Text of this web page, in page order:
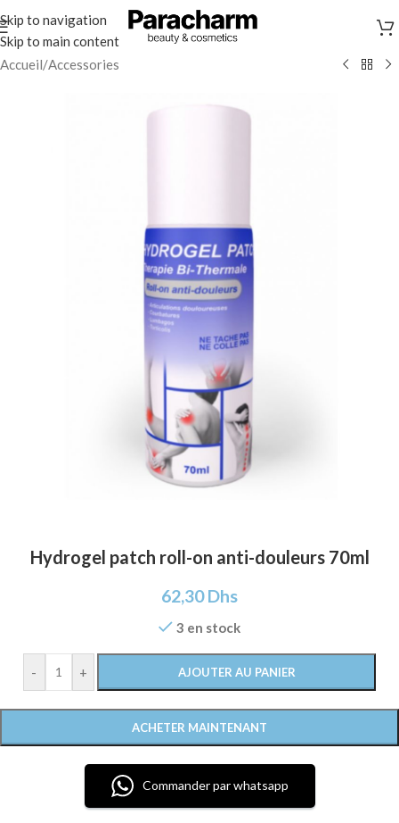
Skip to navigation
Skip to main content
Accueil/Accessories
Hydrogel patch roll-on anti-douleurs 70ml
62,30Dhs
3 en stock
- + AJOUTER AU PANIER
ACHETER MAINTENANT
Commander par whatsapp